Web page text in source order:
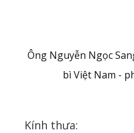
Ông Nguyễn Ngọc
bì Việt Nam -
Kính thưa: